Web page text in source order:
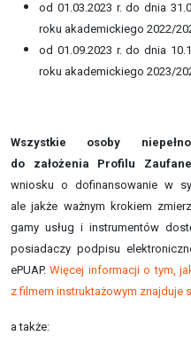
od 01.03.2023 r. do dnia
roku akademickiego 2022/
od 01.09.2023 r. do dnia
roku akademickiego 2023/
Wszystkie osoby
do założenia Profilu
wniosku o dofinansowanie w
ale jakże ważnym krokiem
gamy usług i instrumentów
posiadaczy podpisu
ePUAP.Więcej informacji o tym,
z filmem instruktażowym znajduje
a także: